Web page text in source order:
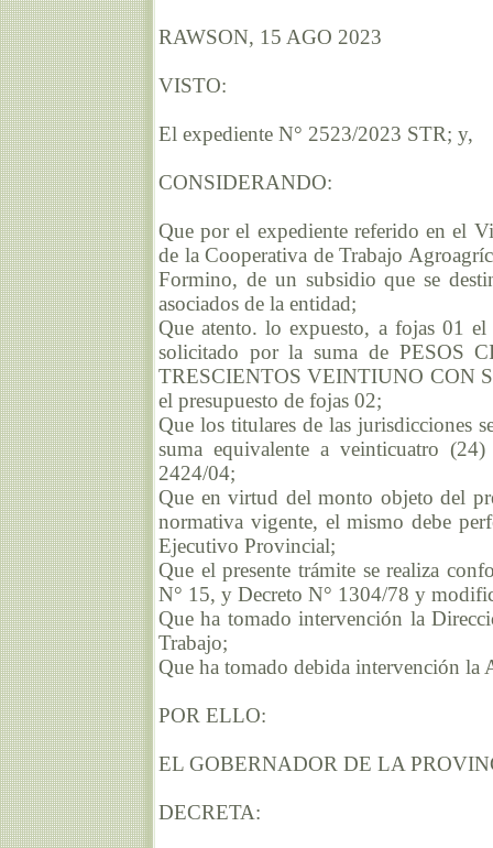
RAWSON, 15 AGO 2023
VISTO:
El expediente N° 2523/2023 STR; y,
CONSIDERANDO:
Que por el expediente referido en el
de la Cooperativa de Trabajo
Formino, de un subsidio que se
asociados de la entidad;
Que atento. lo expuesto, a fojas 01
solicitado por la suma de PESOS
TRESCIENTOS VEINTIUNO CON
el presupuesto de fojas 02;
Que los titulares de las jurisdicciones
suma equivalente a veinticuatro
2424/04;
Que en virtud del monto objeto del
normativa vigente, el mismo debe
Ejecutivo Provincial;
Que el presente trámite se realiza
N° 15, y Decreto N° 1304/78 y
Que ha tomado intervención la
Trabajo;
Que ha tomado debida intervención la
POR ELLO:
EL GOBERNADOR DE LA
DECRETA: